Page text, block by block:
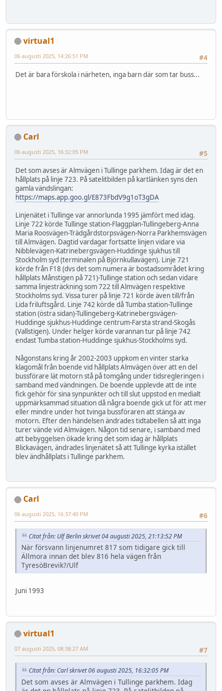
virtual1
#4
06 augusti 2025, 14:26:51 PM
Det är bara förskola i närheten, inga barn där som tar buss...
Carl
#5
06 augusti 2025, 16:32:05 PM
Det som avses är Almvägen i Tullinge parkhem. Idag är det en
hållplats på linje 723. På satelitbilden på kartlänken syns den
gamla vändslingan:
https://maps.app.goo.gl/E873FbdV9g1oT3gDA
Linjenätet i Tullinge var annorlunda 1995 jämfört med idag.
Linje 722 körde Tullinge station-Flaggplan-Tullingeberg-Anna
Maria Roosvägen-Trädgårdstorpsvägen-Norra Parkhemsvägen
till Almvägen. Dagtid vardagar fortsatte linjen vidare via
Nibblevägen-Katrinebergsvägen-Huddinge sjukhus till
Stockholm syd (terminalen på Björnkullavägen). Linje 721
körde från F18 (dvs det som numera är bostadsområdet kring
hållplats Månstigen på 721)-Tullinge station och sedan vidare
samma linjesträckning som 722 till Almvägen respektive
Stockholms syd. Vissa turer på linje 721 körde även till/från
Lida friluftsgård. Linje 742 körde då Tumba station-Tullinge
station (östra sidan)-Tullingeberg-Katrinebergsvägen-
Huddinge sjukhus-Huddinge centrum-Farsta strand-Skogås
(Vallstigen). Under helger körde varannan tur på linje 742
endast Tumba station-Huddinge sjukhus-Stockholms syd.
Någonstans kring år 2002-2003 uppkom en vinter starka
klagomål från boende vid hållplats Almvägen över att en del
bussförare lät motorn stå på tomgång under tidsregleringen i
samband med vändningen. De boende upplevde att de inte
fick gehör för sina synpunkter och till slut uppstod en medialt
uppmärksammad situation då några boende gick ut för att mer
eller mindre under hot tvinga bussföraren att stänga av
motorn. Efter den händelsen ändrades tidtabellen så att inga
turer vände vid Almvägen. Någon tid senare, i samband med
att bebyggelsen ökade kring det som idag är hållplats
Blickavägen, ändrades linjenätet så att Tullinge kyrka istället
blev ändhållplats i Tullinge parkhem.
Carl
#6
06 augusti 2025, 16:37:40 PM
Citat från: Ulf Berlin skrivet 04 augusti 2025, 21:13:52 PM
När försvann linjenumret 817 som tidigare gick till
Ällmora innan det blev 816 hela vägen från
TyresöBrevik?/Ulf
Juni 1993
virtual1
#7
07 augusti 2025, 08:38:27 AM
Citat från: Carl skrivet 06 augusti 2025, 16:32:05 PM
Det som avses är Almvägen i Tullinge parkhem. Idag